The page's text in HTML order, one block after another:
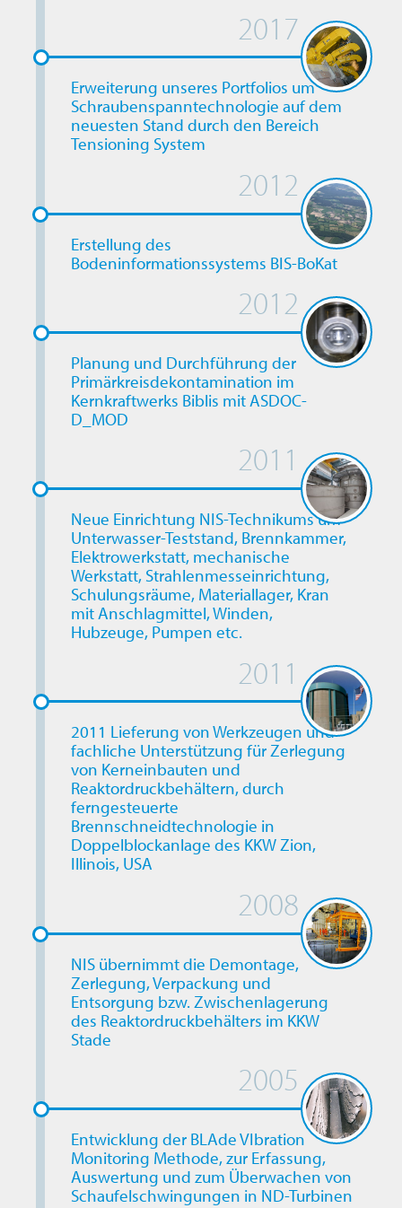
Erweiterung unseres Portfolios um
Schraubenspanntechnologie auf dem
neuesten Stand durch den Bereich
Tensioning System
2017
Erstellung des
Bodeninformationssystems BIS-BoKat
2012
Planung und Durchführung der
Primärkreisdekontamination im
Kernkraftwerks Biblis mit ASDOC-
D_MOD
2012
Neue Einrichtung NIS-Technikums um
Unterwasser-Teststand, Brennkammer,
Elektrowerkstatt, mechanische
Werkstatt, Strahlenmesseinrichtung,
Schulungsräume, Materiallager, Kran
mit Anschlagmittel, Winden,
Hubzeuge, Pumpen etc.
2011
2011 Lieferung von Werkzeugen und
fachliche Unterstützung für Zerlegung
von Kerneinbauten und
Reaktordruckbehältern, durch
ferngesteuerte
Brennschneidtechnologie in
Doppelblockanlage des KKW Zion,
Illinois, USA
2011
NIS übernimmt die Demontage,
Zerlegung, Verpackung und
Entsorgung bzw. Zwischenlagerung
des Reaktordruckbehälters im KKW
Stade
2008
Entwicklung der BLAde VIbration
Monitoring Methode, zur Erfassung,
Auswertung und zum Überwachen von
Schaufelschwingungen in ND-Turbinen
2005